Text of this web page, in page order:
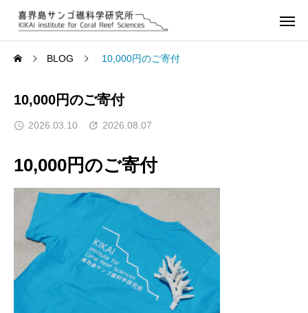
BLOG 10,000円のご寄付
10,000円のご寄付
2026.03.10 2026.08.07
10,000円のご寄付